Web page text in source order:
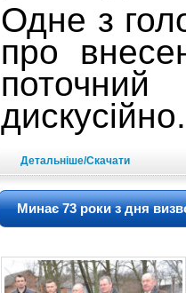
Одне з
про
Детальніше/Скачати
Минає 73 роки з дня